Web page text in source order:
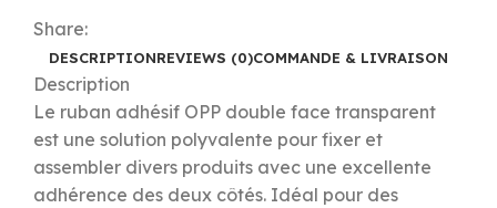
Share:
DESCRIPTIONREVIEWS (0)COMMANDE & LIVRAISON
Description
Le ruban adhésif OPP double face transparent
est une solution polyvalente pour fixer et
assembler divers produits avec une excellente
adhérence des deux côtés. Idéal pour des